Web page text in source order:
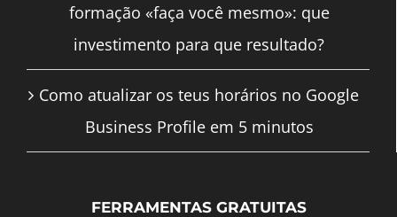
formação «faça você mesmo»: que
investimento para que resultado?
Como atualizar os teus horários no Google
Business Profile em 5 minutos
FERRAMENTAS GRATUITAS